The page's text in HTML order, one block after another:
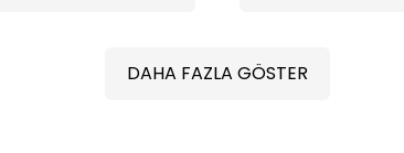
harekete geçecek. ...
DAHA FAZLA GÖSTER